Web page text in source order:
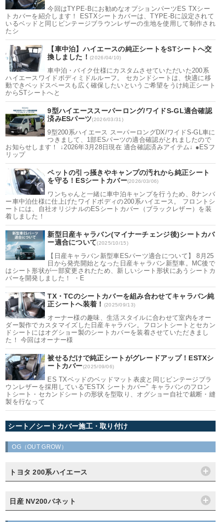
今回はTYPE-Bにお勧めなオプションパーツES TXシー
トカバーを紹介します！ ESTXシートカバーは、TYPE-Bに設定されて
いるベッドと同じビンテージブラウンレザーの生地を使用して制作され
たシ
【車中泊】ハイエースの純正シートをSTシートへ交
換しました！(2026/04/10)
車中泊・バイク仕様にカスタムさせていただいた200系
ハイエースワイドボディミドルルーフ。 セカンドシートは、快適に移
動できベッドスペースも広く確保したいというご希望をうけ純正シート
からSTシートへと
9型ハイエーススーパーロング/ワイドS-GL適合確認
済みESパーツ(2026/03/31)
9型200系ハイエース スーパーロングDX/ワイドS-GL車に
つきまして、1部ESパーツの適合確認がとれましたので
お知らせします！ ↓2026年3月28日現在 適合確認済みアイテム↓ ●ESフ
リップ
ペットの引っ掻きやキャンプの汚れから純正シート
を守る！ESシートカバー(2026/03/06)
ワンちゃんと一緒に車中泊キャンプを行うため、8ナンバ
ー車中泊仕様に仕上げたワイドボディの200系ハイエース。 フロントシ
ートには、自社オリジナルのESシートカバー（ブラックレザー）を装
着しました！
新型日産キャラバン(マイナーチェンジ後)シートカバ
ー適合について(2025/10/15)
【日産キャラバン新型車ESパーツ適合について】 8月25
日から発売開始となった日産キャラバン新型車。MC後で
はシート形状が一部変更されたため、新しいシート形状にあうシートカ
バーを開発しました！ ・E
TX・TCのシートカバーを組み合わせてキャラバン純
正シートへ装着！ (2025/09/13)
オーナー様の趣味、生活スタイルに合わせて室内をオー
ダー製作でカスタマイズした日産キャラバン。フロントシートとセカン
ドシートにはオグショー製のシートカバーを装着させていただきまし
た！ 今回はオーナー様
被せるだけで純正シートがグレードアップ！ESTXシ
ートカバー(2025/09/06)
ES TXベッドのベッドマット表皮と同じビンテージブラ
ウンレザーを採用している"ESTX シートカバー" キャラバンのフロン
トシート・セカンドシートの形状を型取り、オグショー自社で裁断・縫
製を行なって
シート／シートカバー施工・取り付け
OG（OUT GROW）
トヨタ 200系ハイエース
日産 NV200バネット